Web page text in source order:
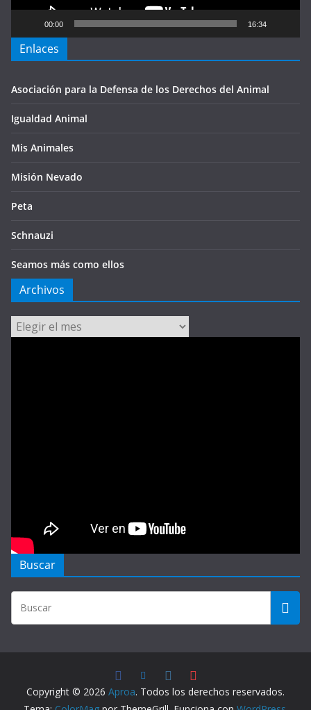
00:00 16:34
Enlaces
Asociación para la Defensa de los Derechos del Animal
Igualdad Animal
Mis Animales
Misión Nevado
Peta
Schnauzi
Seamos más como ellos
Archivos
Archivos
Buscar
Copyright © 2026 Aproa. Todos los derechos reservados.